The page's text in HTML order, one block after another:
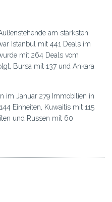
am stärksten
Istanbul mit 441 Deals im
mit 264 Deals vom
Bursa mit 137 und Ankara
im Januar 279 Immobilien in
Einheiten, Kuwaitis mit 115
und Russen mit 60